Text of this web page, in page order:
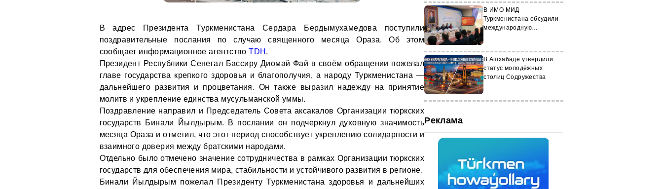
В адрес Президента Туркменистана Сердара Бердымухамедова поступили
поздравительные послания по случаю священного месяца Ораза. Об этом
сообщает информационное агентствоTDH .
Президент Республики Сенегал Бассиру Диомай Фай в своём обращении пожелал
главе государства крепкого здоровья и благополучия, а народу Туркменистана —
дальнейшего развития и процветания. Он также выразил надежду на принятие
молитв и укрепление единства мусульманской уммы.
Поздравление направил и Председатель Совета аксакалов Организации тюркских
государств Бинали Йылдырым. В послании он подчеркнул духовную значимость
месяца Ораза и отметил, что этот период способствует укреплению солидарности и
взаимного доверия между братскими народами.
Отдельно было отмечено значение сотрудничества в рамках Организации тюркских
государств для обеспечения мира, стабильности и устойчивого развития в регионе.
Бинали Йылдырым пожелал Президенту Туркменистана здоровья и дальнейших
В ИМО МИД
Туркменистана обсудили
международную
В Ашхабаде утвердили
статус молодёжных
столиц Содружества
Реклама